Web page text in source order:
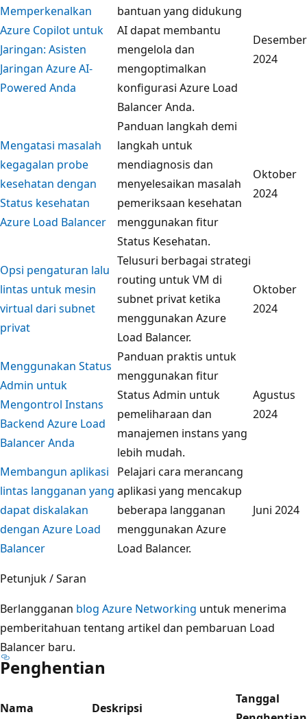
Memperkenalkan
Azure Copilot untuk
Jaringan: Asisten
Jaringan Azure AI-
Powered Anda
bantuan yang didukung
AI dapat membantu
mengelola dan
mengoptimalkan
konfigurasi Azure Load
Balancer Anda.
Desember
2024
Mengatasi masalah
kegagalan probe
kesehatan dengan
Status kesehatan
Azure Load Balancer
Panduan langkah demi
langkah untuk
mendiagnosis dan
menyelesaikan masalah
pemeriksaan kesehatan
menggunakan fitur
Status Kesehatan.
Oktober
2024
Opsi pengaturan lalu
lintas untuk mesin
virtual dari subnet
privat
Telusuri berbagai strategi
routing untuk VM di
subnet privat ketika
menggunakan Azure
Load Balancer.
Oktober
2024
Menggunakan Status
Admin untuk
Mengontrol Instans
Backend Azure Load
Balancer Anda
Panduan praktis untuk
menggunakan fitur
Status Admin untuk
pemeliharaan dan
manajemen instans yang
lebih mudah.
Agustus
2024
Membangun aplikasi
lintas langganan yang
dapat diskalakan
dengan Azure Load
Balancer
Pelajari cara merancang
aplikasi yang mencakup
beberapa langganan
menggunakan Azure
Load Balancer.
Juni 2024
Petunjuk / Saran
Berlangganan blog Azure Networking untuk menerima
pemberitahuan tentang artikel dan pembaruan Load
Balancer baru.
Penghentian
Nama Deskripsi
Tanggal